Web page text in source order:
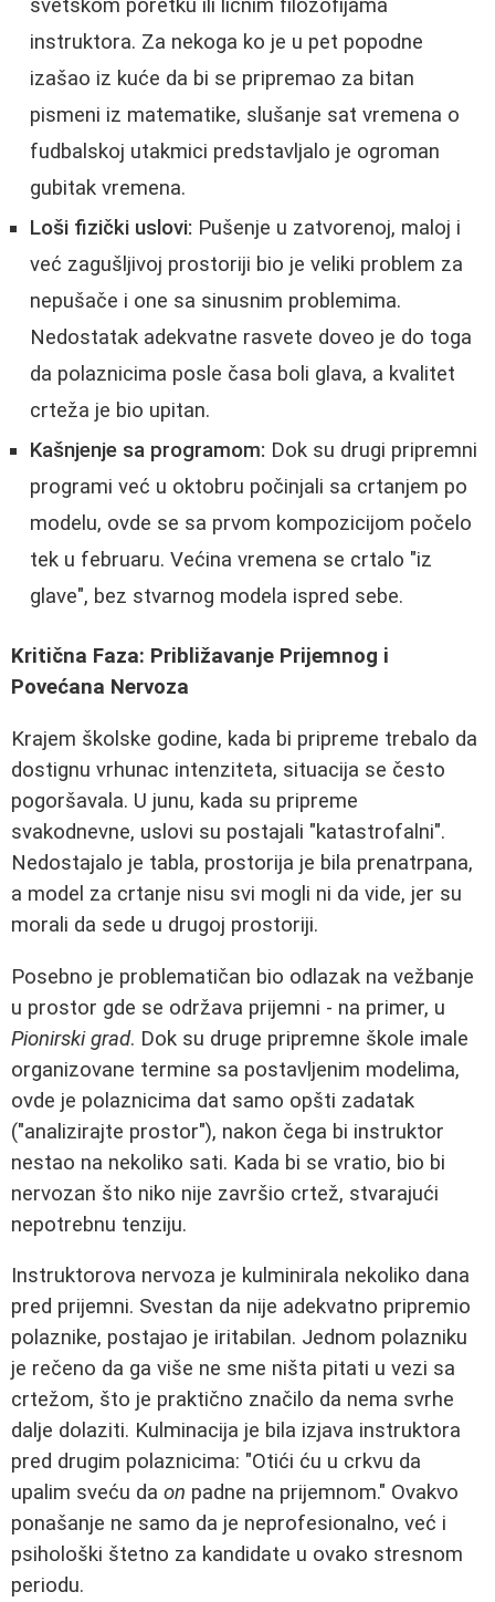
svetskom poretku ili ličnim filozofijama
instruktora. Za nekoga ko je u pet popodne
izašao iz kuće da bi se pripremao za bitan
pismeni iz matematike, slušanje sat vremena o
fudbalskoj utakmici predstavljalo je ogroman
gubitak vremena.
Loši fizički uslovi: Pušenje u zatvorenoj, maloj i
već zagušljivoj prostoriji bio je veliki problem za
nepušače i one sa sinusnim problemima.
Nedostatak adekvatne rasvete doveo je do toga
da polaznicima posle časa boli glava, a kvalitet
crteža je bio upitan.
Kašnjenje sa programom: Dok su drugi pripremni
programi već u oktobru počinjali sa crtanjem po
modelu, ovde se sa prvom kompozicijom počelo
tek u februaru. Većina vremena se crtalo "iz
glave", bez stvarnog modela ispred sebe.
Kritična Faza: Približavanje Prijemnog i
Povećana Nervoza
Krajem školske godine, kada bi pripreme trebalo da
dostignu vrhunac intenziteta, situacija se često
pogoršavala. U junu, kada su pripreme
svakodnevne, uslovi su postajali "katastrofalni".
Nedostajalo je tabla, prostorija je bila prenatrpana,
a model za crtanje nisu svi mogli ni da vide, jer su
morali da sede u drugoj prostoriji.
Posebno je problematičan bio odlazak na vežbanje
u prostor gde se održava prijemni - na primer, u
Pionirski grad. Dok su druge pripremne škole imale
organizovane termine sa postavljenim modelima,
ovde je polaznicima dat samo opšti zadatak
("analizirajte prostor"), nakon čega bi instruktor
nestao na nekoliko sati. Kada bi se vratio, bio bi
nervozan što niko nije završio crtež, stvarajući
nepotrebnu tenziju.
Instruktorova nervoza je kulminirala nekoliko dana
pred prijemni. Svestan da nije adekvatno pripremio
polaznike, postajao je iritabilan. Jednom polazniku
je rečeno da ga više ne sme ništa pitati u vezi sa
crtežom, što je praktično značilo da nema svrhe
dalje dolaziti. Kulminacija je bila izjava instruktora
pred drugim polaznicima: "Otići ću u crkvu da
upalim sveću da on padne na prijemnom." Ovakvo
ponašanje ne samo da je neprofesionalno, već i
psihološki štetno za kandidate u ovako stresnom
periodu.